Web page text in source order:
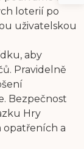
loterií po
uživatelskou
aby
Pravidelně
Bezpečnost
Hry
opatřeních a